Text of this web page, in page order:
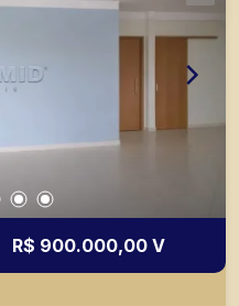
R$ 900.000,00 V